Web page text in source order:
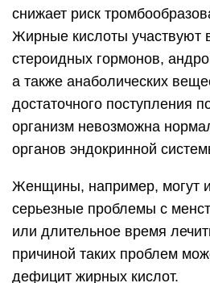
снижает риск
Жирные кислоты участвуют
стероидных гормонов,
а также анаболических
достаточного поступления
организм невозможна
органов эндокринной
Женщины, например, могут
серьезные проблемы с
или длительное время
причиной таких проблем
дефицит жирных кислот.